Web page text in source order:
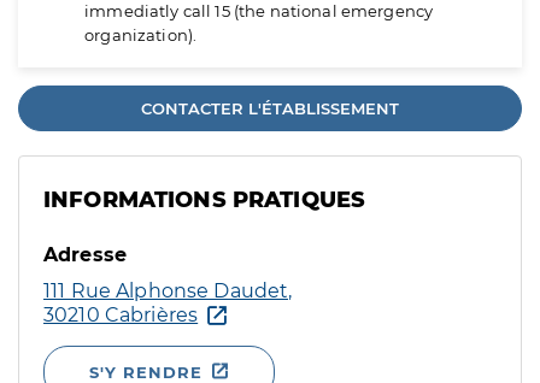
immediatly call 15 (the national emergency
organization).
CONTACTER L'ÉTABLISSEMENT
INFORMATIONS PRATIQUES
Adresse
111 Rue Alphonse Daudet,
30210 Cabrières
S'Y RENDRE